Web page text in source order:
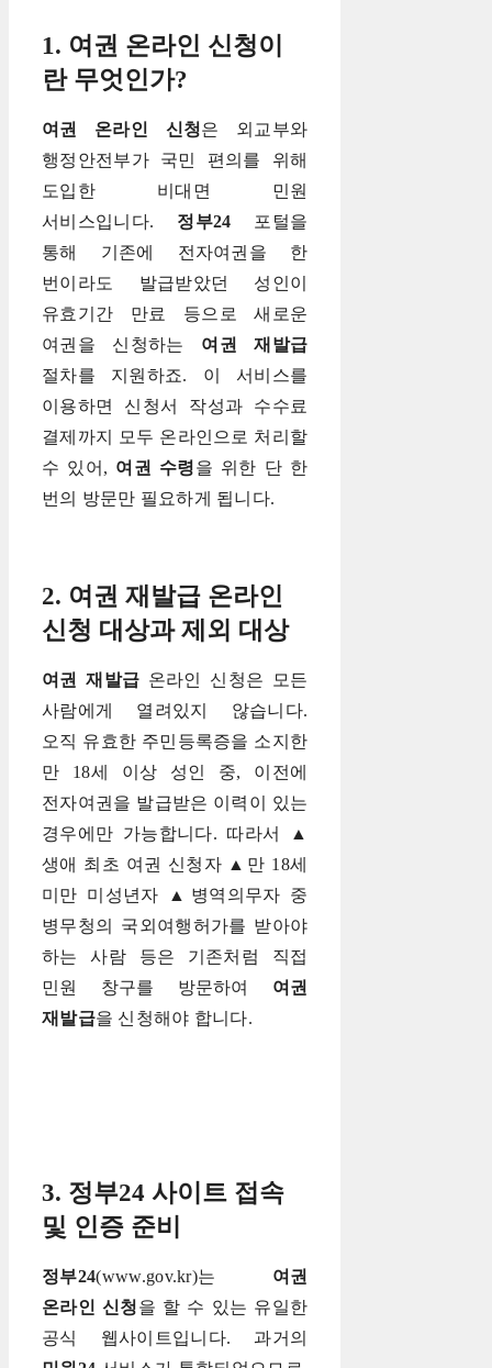
1. 여권 온라인 신청이
란 무엇인가?
여권 온라인 신청은 외교부와
행정안전부가 국민 편의를 위해
도입한 비대면 민원
서비스입니다. 정부24 포털을
통해 기존에 전자여권을 한
번이라도 발급받았던 성인이
유효기간 만료 등으로 새로운
여권을 신청하는 여권 재발급
절차를 지원하죠. 이 서비스를
이용하면 신청서 작성과 수수료
결제까지 모두 온라인으로 처리할
수 있어, 여권 수령을 위한 단 한
번의 방문만 필요하게 됩니다.
2. 여권 재발급 온라인
신청 대상과 제외 대상
여권 재발급 온라인 신청은 모든
사람에게 열려있지 않습니다.
오직 유효한 주민등록증을 소지한
만 18세 이상 성인 중, 이전에
전자여권을 발급받은 이력이 있는
경우에만 가능합니다. 따라서 ▲
생애 최초 여권 신청자 ▲만 18세
미만 미성년자 ▲병역의무자 중
병무청의 국외여행허가를 받아야
하는 사람 등은 기존처럼 직접
민원 창구를 방문하여 여권
재발급을 신청해야 합니다.
3. 정부24 사이트 접속
및 인증 준비
정부24(www.gov.kr)는 여권
온라인 신청을 할 수 있는 유일한
공식 웹사이트입니다. 과거의